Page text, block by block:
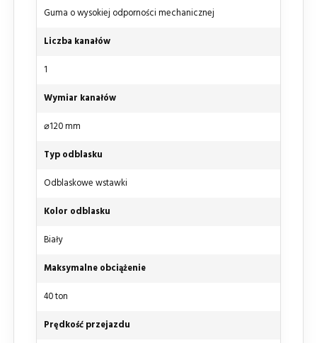
Guma o wysokiej odporności mechanicznej
Liczba kanałów
1
Wymiar kanałów
⌀120 mm
Typ odblasku
Odblaskowe wstawki
Kolor odblasku
Biały
Maksymalne obciążenie
40 ton
Prędkość przejazdu